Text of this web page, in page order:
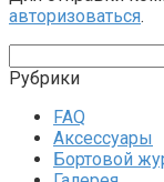
авторизоваться.
Рубрики
FAQ
Аксессуары
Бортовой